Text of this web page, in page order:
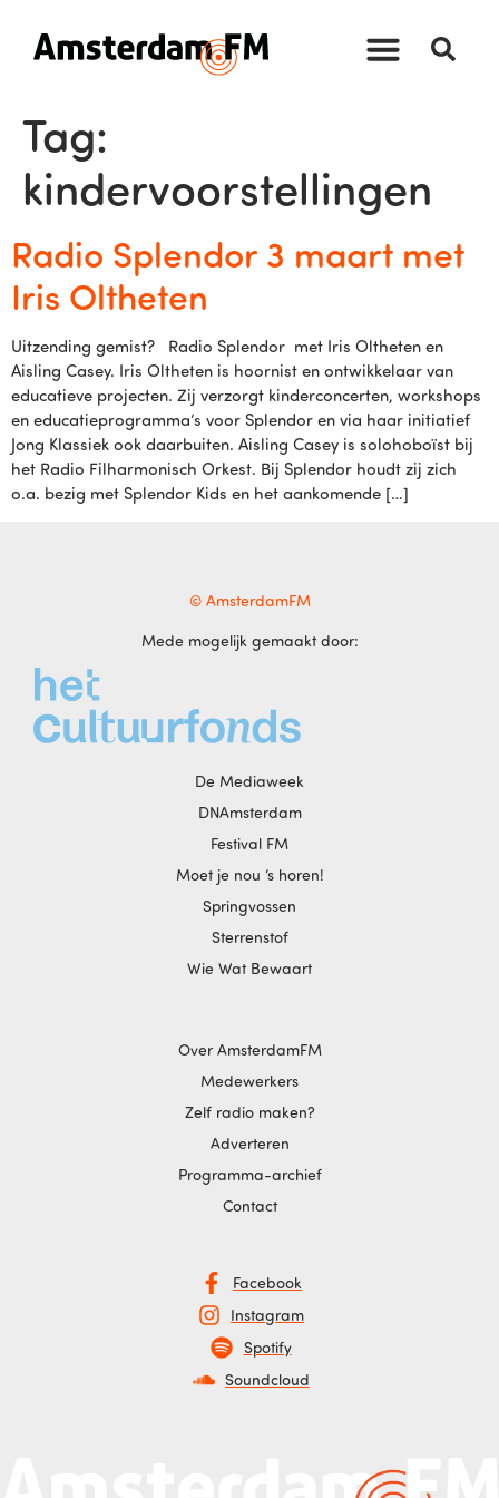
Tag:
kindervoorstellingen
Radio Splendor 3 maart met
Iris Oltheten
Uitzending gemist? Radio Splendor met Iris Oltheten en
Aisling Casey. Iris Oltheten is hoornist en ontwikkelaar van
educatieve projecten. Zij verzorgt kinderconcerten, workshops
en educatieprogramma’s voor Splendor en via haar initiatief
Jong Klassiek ook daarbuiten. Aisling Casey is solohoboïst bij
het Radio Filharmonisch Orkest. Bij Splendor houdt zij zich
o.a. bezig met Splendor Kids en het aankomende […]
© AmsterdamFM
Mede mogelijk gemaakt door:
De Mediaweek
DNAmsterdam
Festival FM
Moet je nou ‘s horen!
Springvossen
Sterrenstof
Wie Wat Bewaart
Over AmsterdamFM
Medewerkers
Zelf radio maken?
Adverteren
Programma-archief
Contact
Facebook
Instagram
Spotify
Soundcloud